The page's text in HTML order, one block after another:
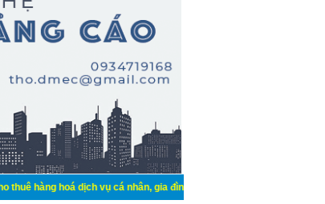
dịch vụ cá nhân, gia đình. Mua bán, ký gửi, cho thuê thiết bị hệ